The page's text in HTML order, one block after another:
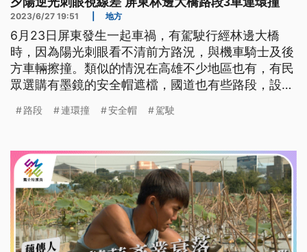
2023/6/27 19:51 地方
6月23日屏東發生一起車禍，有駕駛行經林邊大橋
時，因為陽光刺眼看不清前方路況，與機車騎士及後
方車輛擦撞。類似的情況在高雄不少地區也有，有民
眾選購有墨鏡的安全帽遮檔，國道也有些路段，設立
路段 連環撞 安全帽 駕駛